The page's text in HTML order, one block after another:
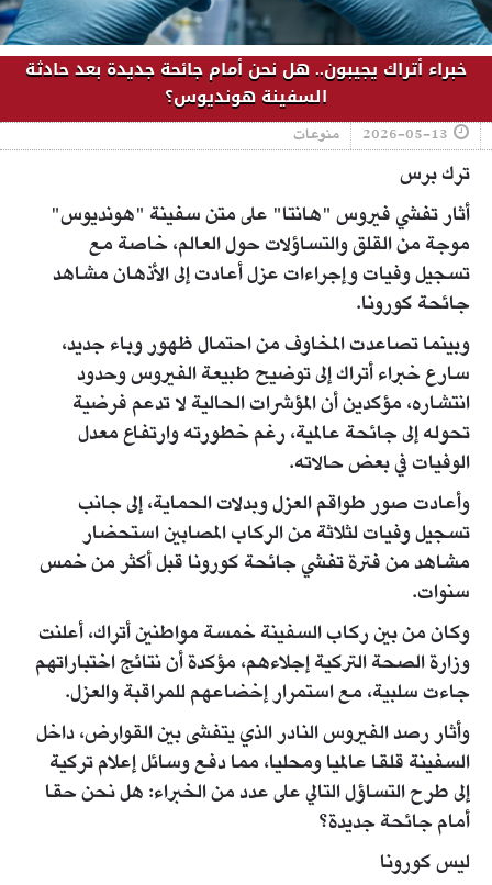
خبراء أتراك يجيبون.. هل نحن أمام جائحة جديدة بعد حادثة
السفينة هونديوس؟
2026-05-13 منوعات
ترك برس
أثار تفشي فيروس "هانتا" على متن سفينة "هونديوس"
موجة من القلق والتساؤلات حول العالم، خاصة مع
تسجيل وفيات وإجراءات عزل أعادت إلى الأذهان مشاهد
جائحة كورونا.
وبينما تصاعدت المخاوف من احتمال ظهور وباء جديد،
سارع خبراء أتراك إلى توضيح طبيعة الفيروس وحدود
انتشاره، مؤكدين أن المؤشرات الحالية لا تدعم فرضية
تحوله إلى جائحة عالمية، رغم خطورته وارتفاع معدل
الوفيات في بعض حالاته.
وأعادت صور طواقم العزل وبدلات الحماية، إلى جانب
تسجيل وفيات لثلاثة من الركاب المصابين استحضار
مشاهد من فترة تفشي جائحة كورونا قبل أكثر من خمس
سنوات.
وكان من بين ركاب السفينة خمسة مواطنين أتراك، أعلنت
وزارة الصحة التركية إجلاءهم، مؤكدة أن نتائج اختباراتهم
جاءت سلبية، مع استمرار إخضاعهم للمراقبة والعزل.
وأثار رصد الفيروس النادر الذي يتفشى بين القوارض، داخل
السفينة قلقا عالميا ومحليا، مما دفع وسائل إعلام تركية
إلى طرح التساؤل التالي على عدد من الخبراء: هل نحن حقا
أمام جائحة جديدة؟
ليس كورونا